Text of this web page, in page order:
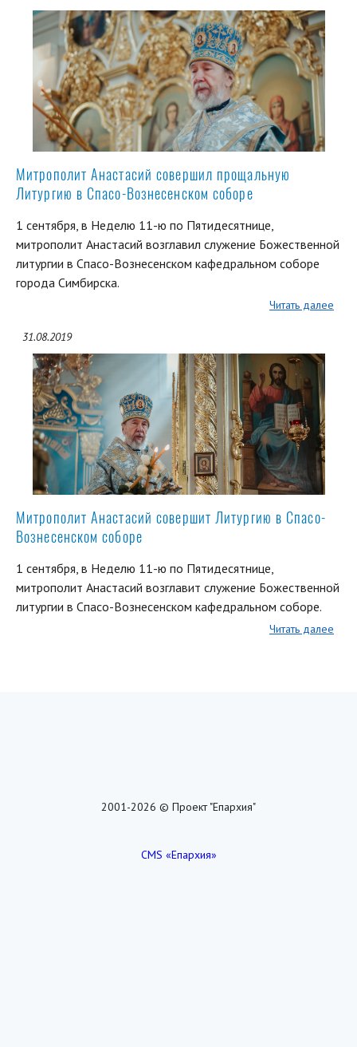
Митрополит Анастасий совершил прощальную
Литургию в Спасо-Вознесенском соборе
1 сентября, в Неделю 11-ю по Пятидесятнице,
митрополит Анастасий возглавил служение Божественной
литургии в Спасо-Вознесенском кафедральном соборе
города Симбирска.
Читать далее
31.08.2019
Митрополит Анастасий совершит Литургию в Спасо-
Вознесенском соборе
1 сентября, в Неделю 11-ю по Пятидесятнице,
митрополит Анастасий возглавит служение Божественной
литургии в Спасо-Вознесенском кафедральном соборе.
Читать далее
2001-2026 © Проект "Епархия"
CMS «Епархия»